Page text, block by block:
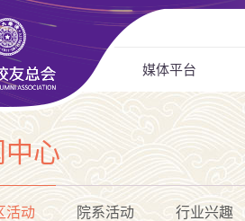
媒体平台
心
活动 院系活动 行业兴趣